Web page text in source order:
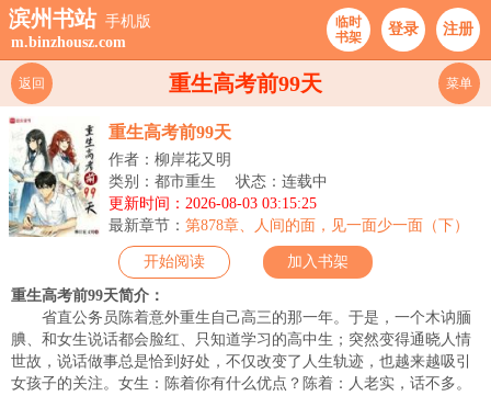
滨州书站 手机版
m.binzhousz.com
临时
书架
登录 注册
重生高考前99天
返回 菜单
重生高考前99天
作者：柳岸花又明
类别：都市重生
状态：连载中
更新时间：2026-08-03 03:15:25
最新章节： 第878章、人间的面，见一面少一面（下）
开始阅读 加入书架
重生高考前99天简介：
省直公务员陈着意外重生自己高三的那一年。于是，一个木讷腼
腆、和女生说话都会脸红、只知道学习的高中生；突然变得通晓人情
世故，说话做事总是恰到好处，不仅改变了人生轨迹，也越来越吸引
女孩子的关注。女生：陈着你有什么优点？陈着：人老实，话不多。